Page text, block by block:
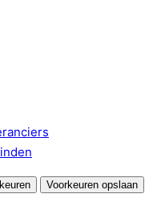
Voorkeuren opslaan